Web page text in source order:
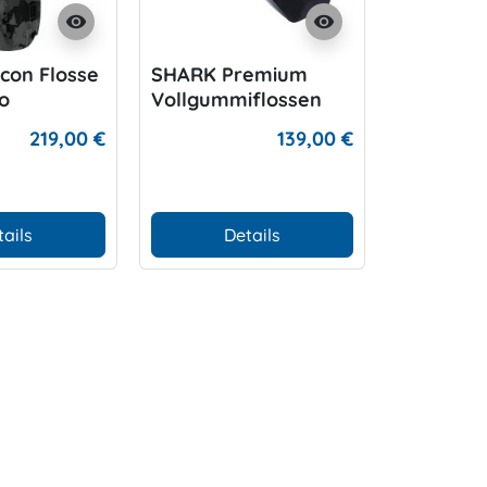
visibility
Flosse
219,00 €
visibility
SHARK Premium
Vollgummiflossen
139,00 €
Details